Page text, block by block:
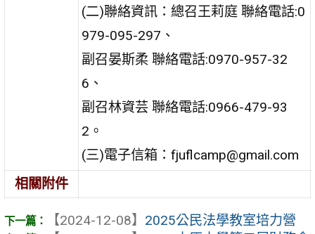
(二)聯絡資訊：總召王莉庭 聯絡電話:0
979-095-297、
副召晏斯柔 聯絡電話:0970-957-32
6、
副召林資芸 聯絡電話:0966-479-93
2。
(三)電子信箱：fjuflcamp@gmail.com
相關附件
【2024-12-08】 2025公民法學教室培力營